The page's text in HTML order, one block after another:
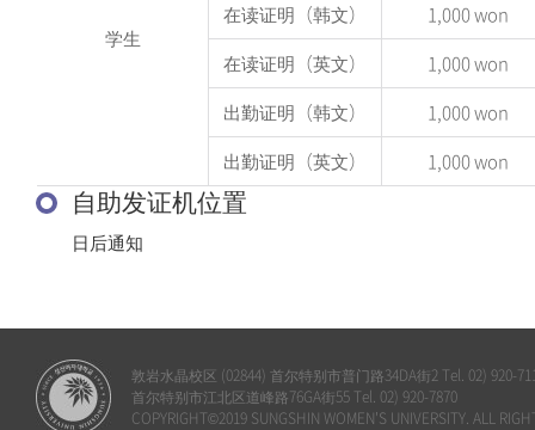
学生
在读证明（韩文）
1,000 won
在读证明（英文）
1,000 won
出勤证明（韩文）
1,000 won
出勤证明（英文）
1,000 won
自助发证机位置
日后通知
敦岩水晶校区 (02844) 首尔特别市普门路34DA街2 Tel. 02) 920-
首尔特别市江北区道峰路76GA街55 Tel. 02) 920-7870
COPYRIGHT©2019 SUNGSHIN WOMEN'S UNIVERSITY. ALL